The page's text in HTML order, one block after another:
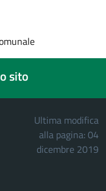
sito
Ultima modifica
alla pagina: 04
dicembre 2019